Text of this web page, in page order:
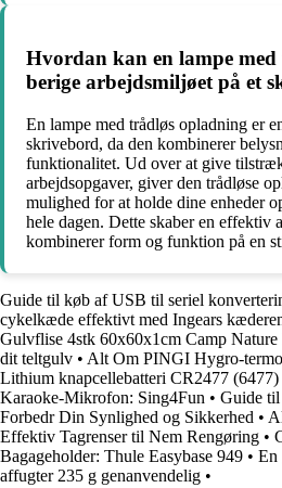
Hvordan kan en lampe
berige arbejdsmiljøet på et
En lampe med trådløs opladning er
skrivebord, da den kombinerer
funktionalitet. Ud over at give
arbejdsopgaver, giver den trådløse
mulighed for at holde dine enheder
hele dagen. Dette skaber en effektiv
kombinerer form og funktion på en
Guide til køb af USB til seriel
cykelkæde effektivt med Ingears
Gulvflise 4stk 60x60x1cm Camp
dit teltgulv • Alt Om PINGI Hygro-
Lithium knapcellebatteri CR2477 (6477)
Karaoke-Mikrofon: Sing4Fun • Guide til
Forbedr Din Synlighed og Sikkerhed •
Effektiv Tagrenser til Nem Rengøring •
Bagageholder: Thule Easybase 949 • En
affugter 235 g genanvendelig •